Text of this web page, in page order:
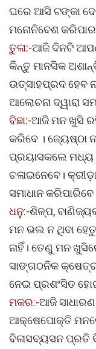
ଘରେ ଆସି ଟଙ୍କା
ମନୋନିବେଶ
ତୁଳା:-ଆଜି ଦିନଟି
କିନ୍ତୁ ମାନସିକ
ଉତ୍ସାହପ୍ରଦ ହେବ
ଆଲୋଚନା ଦ୍ୱାରା
ବିଛା:-ଆଜି ମନ ଖୁସି
କରିବେ । ଜ୍ୟେଷ୍ଠା
ପ୍ରୟାସକଲେ ମଧ୍ୟ
ଚଳାଇନେବେ।
ସମାଧାନ
ଧନୁ:-ଶିଳ୍ପ,
ମନ ଭଲ ନ ଥିବା
ନାହିଁ। ତେଣୁ ମନ
ସାଙ୍ଗଠନିକ
ନେଇ ପ୍ରଶଂସିତ
ମକର:-ଆଜି
ଆକ୍ଷେପୋକ୍ତି
ବିଳାସବ୍ୟସନ ପ୍ରତି